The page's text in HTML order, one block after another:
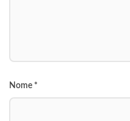
Nome *